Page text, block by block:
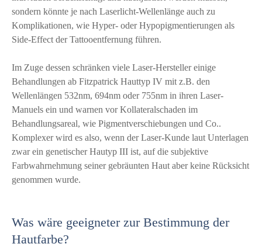
sondern könnte je nach Laserlicht-Wellenlänge auch zu
Komplikationen, wie Hyper- oder Hypopigmentierungen als
Side-Effect der Tattooentfernung führen.
Im Zuge dessen schränken viele Laser-Hersteller einige
Behandlungen ab Fitzpatrick Hauttyp IV mit z.B. den
Wellenlängen 532nm, 694nm oder 755nm in ihren Laser-
Manuels ein und warnen vor Kollateralschaden im
Behandlungsareal, wie Pigmentverschiebungen und Co..
Komplexer wird es also, wenn der Laser-Kunde laut Unterlagen
zwar ein genetischer Hautyp III ist, auf die subjektive
Farbwahrnehmung seiner gebräunten Haut aber keine Rücksicht
genommen wurde.
Was wäre geeigneter zur Bestimmung der
Hautfarbe?